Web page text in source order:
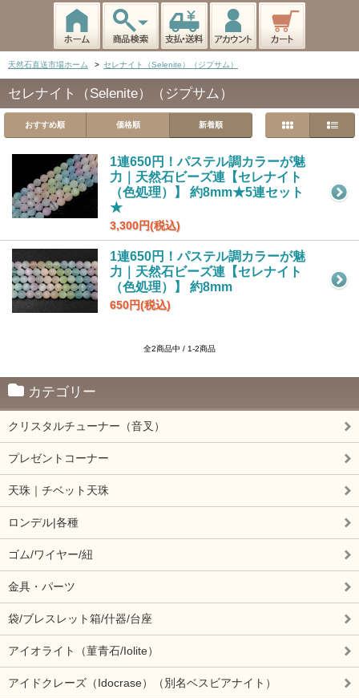
天然石直送市場ホーム > セレナイト（Selenite）（ジプサム）
セレナイト（Selenite）（ジプサム）
おすすめ順 価格順 新着順
1連650円！パステル調カラーが魅
力｜天然石ビーズ連【セレナイト
（色処理）】 約8mm★5連セット
★
3,300円(税込)
1連650円！パステル調カラーが魅
力｜天然石ビーズ連【セレナイト
（色処理）】 約8mm
650円(税込)
全2商品中 / 1-2商品
カテゴリー
クリスタルチューナー（音叉）
プレゼントコーナー
天珠｜チベット天珠
ロンデル|各種
ゴム/ワイヤー/紐
金具・パーツ
袋/ブレスレット箱/什器/台座
アイオライト（菫青石/Iolite）
アイドクレーズ（Idocrase）（別名ベスビアナイト）